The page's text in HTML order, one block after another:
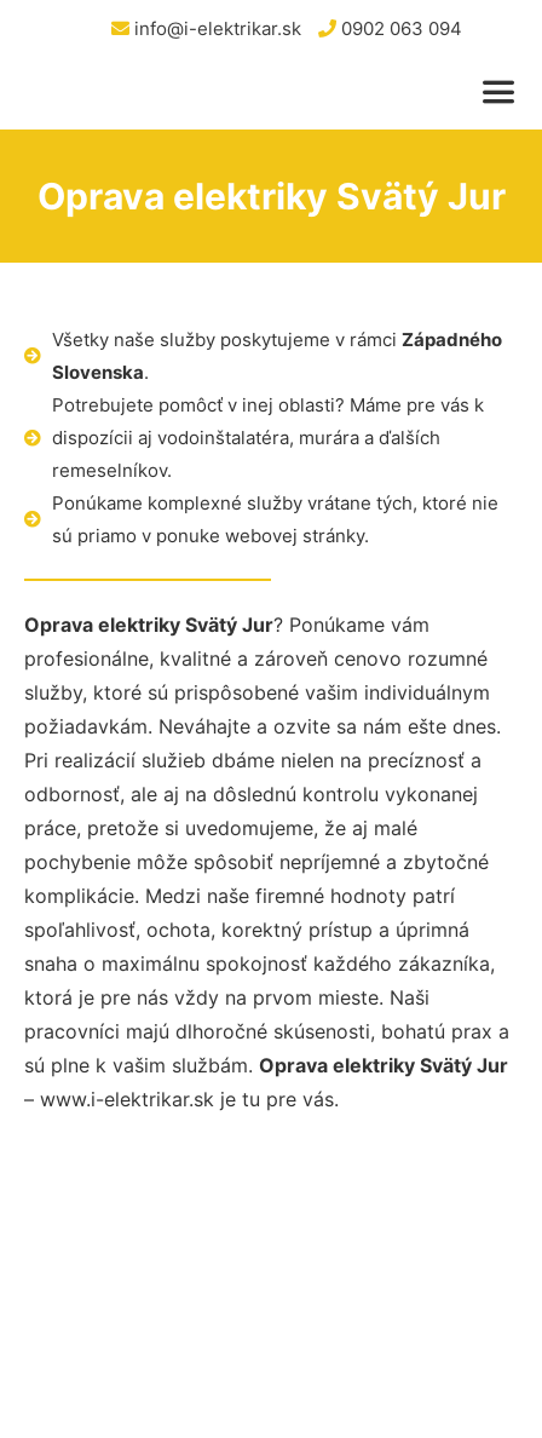
info@i-elektrikar.sk 0902 063 094
Oprava elektriky Svätý Jur
Všetky naše služby poskytujeme v rámci Západného
Slovenska.
Potrebujete pomôcť v inej oblasti? Máme pre vás k
dispozícii aj vodoinštalatéra, murára a ďalších
remeselníkov.
Ponúkame komplexné služby vrátane tých, ktoré nie
sú priamo v ponuke webovej stránky.
Oprava elektriky Svätý Jur? Ponúkame vám
profesionálne, kvalitné a zároveň cenovo rozumné
služby, ktoré sú prispôsobené vašim individuálnym
požiadavkám. Neváhajte a ozvite sa nám ešte dnes.
Pri realizácií služieb dbáme nielen na precíznosť a
odbornosť, ale aj na dôslednú kontrolu vykonanej
práce, pretože si uvedomujeme, že aj malé
pochybenie môže spôsobiť nepríjemné a zbytočné
komplikácie. Medzi naše firemné hodnoty patrí
spoľahlivosť, ochota, korektný prístup a úprimná
snaha o maximálnu spokojnosť každého zákazníka,
ktorá je pre nás vždy na prvom mieste. Naši
pracovníci majú dlhoročné skúsenosti, bohatú prax a
sú plne k vašim službám. Oprava elektriky Svätý Jur
– www.i-elektrikar.sk je tu pre vás.